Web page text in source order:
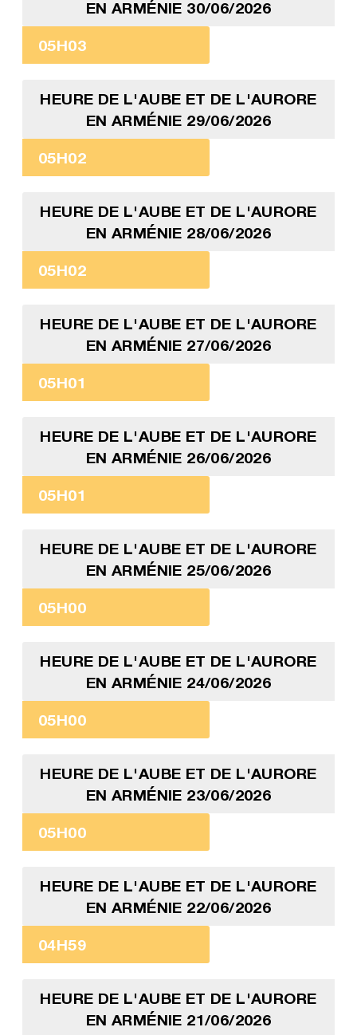
EN ARMÉNIE 30/06/2026
05H03
HEURE DE L'AUBE ET DE L'AURORE
EN ARMÉNIE 29/06/2026
05H02
HEURE DE L'AUBE ET DE L'AURORE
EN ARMÉNIE 28/06/2026
05H02
HEURE DE L'AUBE ET DE L'AURORE
EN ARMÉNIE 27/06/2026
05H01
HEURE DE L'AUBE ET DE L'AURORE
EN ARMÉNIE 26/06/2026
05H01
HEURE DE L'AUBE ET DE L'AURORE
EN ARMÉNIE 25/06/2026
05H00
HEURE DE L'AUBE ET DE L'AURORE
EN ARMÉNIE 24/06/2026
05H00
HEURE DE L'AUBE ET DE L'AURORE
EN ARMÉNIE 23/06/2026
05H00
HEURE DE L'AUBE ET DE L'AURORE
EN ARMÉNIE 22/06/2026
04H59
HEURE DE L'AUBE ET DE L'AURORE
EN ARMÉNIE 21/06/2026